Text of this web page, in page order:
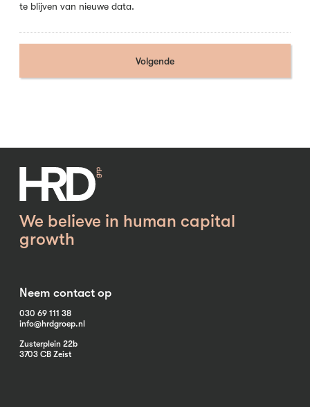
te blijven van nieuwe data.
We believe in human capital
growth
Neem contact op
030 69 111 38
info@hrdgroep.nl
Zusterplein 22b
3703 CB Zeist